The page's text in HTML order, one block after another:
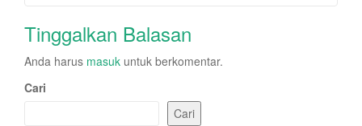
Tinggalkan Balasan
Anda harus masuk untuk berkomentar.
Cari
Cari